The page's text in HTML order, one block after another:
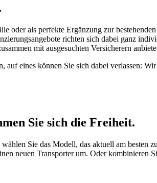
oder als perfekte Ergänzung zur
richten sich dabei ganz
mit ausgesuchten Versicherern
auf eines können Sie sich dabei verlassen:
Sie sich die Freiheit.
Sie das Modell, das aktuell am besten
neuen Transporter um. Oder kombinieren